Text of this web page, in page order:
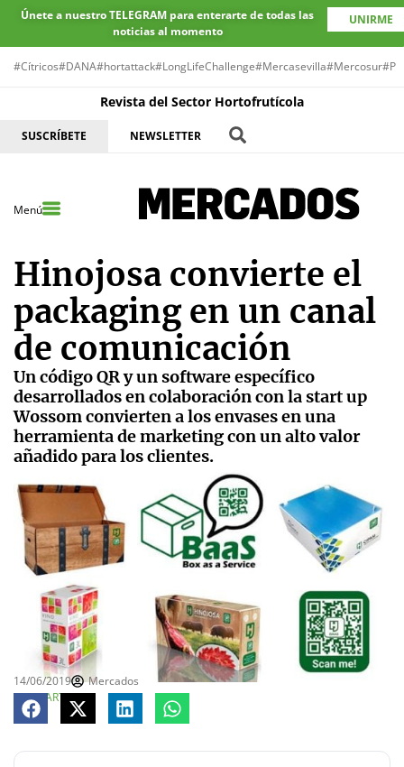
Únete a nuestro TELEGRAM para enterarte de todas las
noticias al momento
UNIRME
#Cítricos#DANA#hortattack#LongLifeChallenge#Mercasevilla#Mercosur
Revista del Sector Hortofrutícola
SUSCRÍBETE NEWSLETTER
Menú
Hinojosa convierte el
packaging en un canal
de comunicación
Un código QR y un software específico
desarrollados en colaboración con la start up
Wossom convierten a los envases en una
herramienta de marketing con un alto valor
añadido para los clientes.
14/06/2019
Mercados
COMPARTE